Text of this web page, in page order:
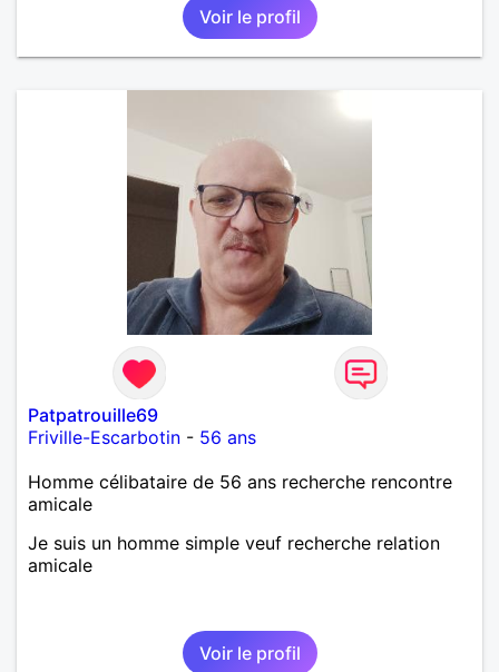
Voir le profil
Patpatrouille69
Friville-Escarbotin - 56 ans
Homme célibataire de 56 ans recherche rencontre
amicale
Je suis un homme simple veuf recherche relation
amicale
Voir le profil